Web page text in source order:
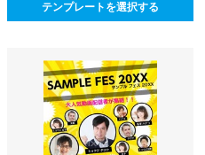
テンプレートを選択する